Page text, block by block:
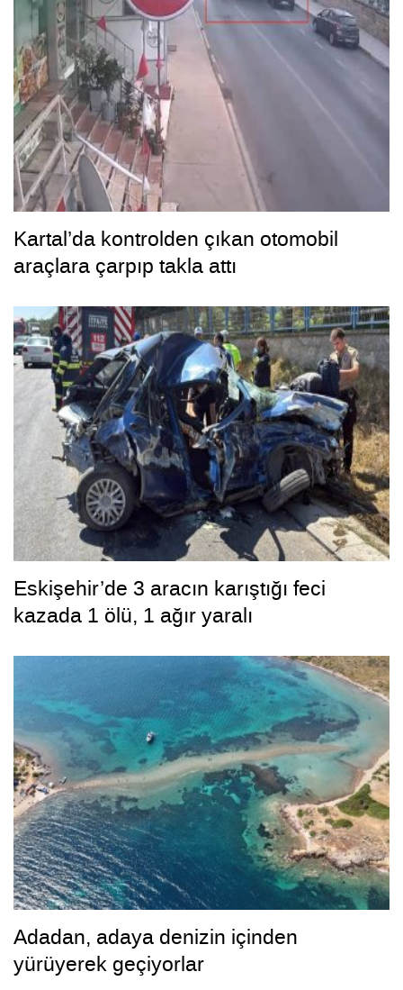
Kartal’da kontrolden çıkan otomobil
araçlara çarpıp takla attı
Eskişehir’de 3 aracın karıştığı feci
kazada 1 ölü, 1 ağır yaralı
Adadan, adaya denizin içinden
yürüyerek geçiyorlar